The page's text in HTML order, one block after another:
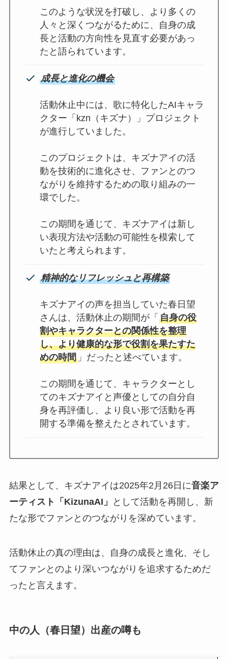
このような状況を打破し、より多くの
人々と深くつながるために、自身の成
長と活動の方向性を見直す必要があっ
たと語られています。
成長と進化の機会
活動休止中には、歌に特化したAIキャラ
クター「kzn（キズナ）」プロジェクト
が進行していました。
このプロジェクトは、キズナアイの活
動を技術的に進化させ、ファンとのつ
ながりを維持するための取り組みの一
環でした。
この期間を通じて、キズナアイは新し
い表現方法や活動の可能性を模索して
いたと考えられます。
精神的なリフレッシュと再構築
キズナアイの声を担当していた春日望
さんは、活動休止の期間が「自身の役
割やキャラクターとの関係性を整理
し、より健康的な形で役割を果たすた
めの時間 」だったと述べています。
この期間を通じて、キャラクターとし
てのキズナアイと声優としての自分自
身を再評価し、より良い形で活動を再
開する準備を整えたとされています。
結果として、キズナアイは2025年2月26日に音楽ア
ーティスト「KizunaAI」
として活動を再開し、新
たな形でファンとのつながりを深めています。
活動休止の真の理由は、自身の成長と進化、そし
てファンとのより深いつながりを追求するためだ
ったと言えます。
中の人（春日望）出産の噂も